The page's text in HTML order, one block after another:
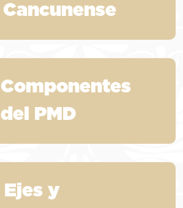
Cancunense
Componentes
del PMD
Ejes y